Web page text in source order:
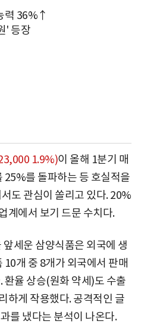
력 36%↑
' 등장
1.9%)이 올해 1분기 매
를 돌파하는 등 호실적을
도 관심이 쏠리고 있다. 20%
계에서 보기 드문 수치다.
세운 삼양식품은 외국에 생
개 중 8개가 외국에서 판매
환율 상승(원화 약세)도 수출
하게 작용했다. 공격적인 글
를 냈다는 분석이 나온다.